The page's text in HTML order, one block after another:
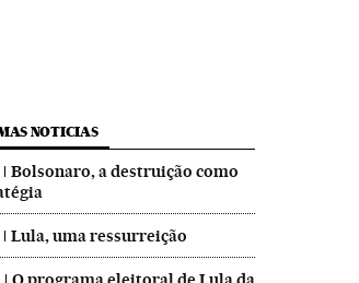
NOTICIAS
Bolsonaro, a destruição como
Lula, uma ressurreição